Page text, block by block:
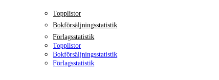
Topplistor
Bokförsäljningsstatistik
Förlagsstatistik
Topplistor
Bokförsäljningsstatistik
Förlagsstatistik